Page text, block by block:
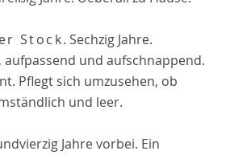
Stock. Sechzig Jahre.
aufpassend und aufschnappend.
Pflegt sich umzusehen, ob
und leer.
Jahre vorbei. Ein